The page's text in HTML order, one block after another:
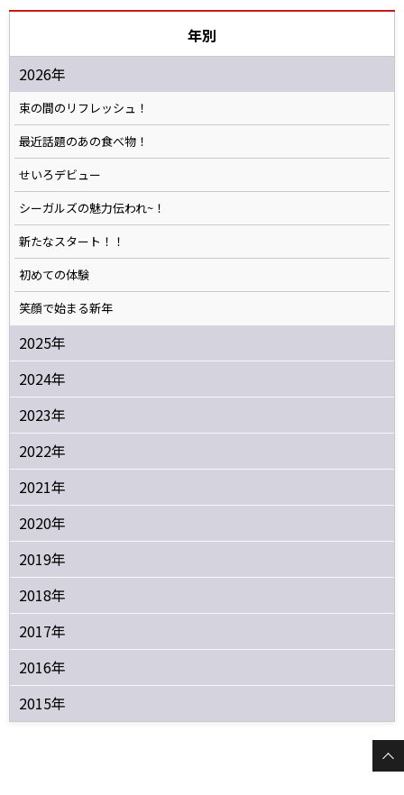
年別
2026年
束の間のリフレッシュ！
最近話題のあの食べ物！
せいろデビュー
シーガルズの魅力伝われ~！
新たなスタート！！
初めての体験
笑顔で始まる新年
2025年
2024年
2023年
2022年
2021年
2020年
2019年
2018年
2017年
2016年
2015年